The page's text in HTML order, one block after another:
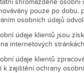
shromážděné
pouze po dobu,
osobních údajů
údaje klientů jsou
internetových
údaje klientů
k zajištění ochrany